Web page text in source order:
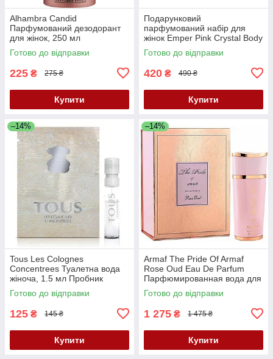
Alhambra Candid
Парфумований дезодорант
для жінок, 250 мл
Готово до відправки
225 ₴ 275 ₴
Купити
Подарунковий
парфумований набір для
жінок Emper Pink Crystal Body
Mist 250 мл + лосьйон для
тіла 250 мл
Готово до відправки
420 ₴ 490 ₴
Купити
–14%
Tous Les Colognes
Concentrees Туалетна вода
жіноча, 1.5 мл Пробник
Готово до відправки
125 ₴ 145 ₴
Купити
–14%
Armaf The Pride Of Armaf
Rose Oud Eau De Parfum
Парфюмированная вода для
женщин , 100 мл
Готово до відправки
1 275 ₴ 1 475 ₴
Купити